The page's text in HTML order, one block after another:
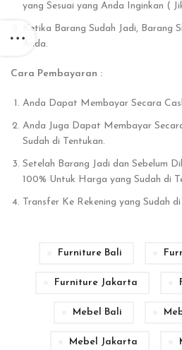
yang Sesuai yang Anda Inginkan (
Ketika Barang Sudah Jadi, Barang
Anda.
Cara Pembayaran :
Anda Dapat Membayar Secara
Anda Juga Dapat Membayar
Sudah di Tentukan.
Setelah Barang Jadi dan Sebelum
100% Untuk Harga yang Sudah di
Transfer Ke Rekening yang Sudah
Furniture Bali
Furniture Jakarta
Mebel Bali
Mebel Jakarta